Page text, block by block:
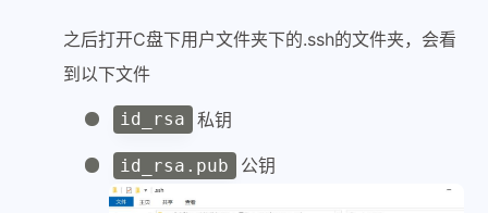
之后打开C盘下用户文件夹下的.ssh的文件夹，会看
到以下文件
id_rsa 私钥
id_rsa.pub 公钥